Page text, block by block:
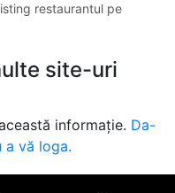
restaurantul pe
site-uri
informație. Da-
vă loga.